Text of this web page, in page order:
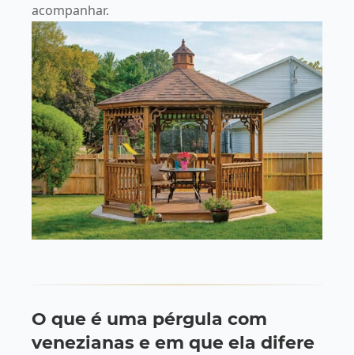
acompanhar.
O que é uma pérgula com
venezianas e em que ela difere